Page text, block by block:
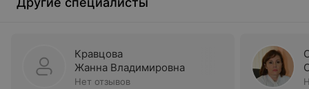
Кравцова
Жанна Владимировна
Нет отзывов